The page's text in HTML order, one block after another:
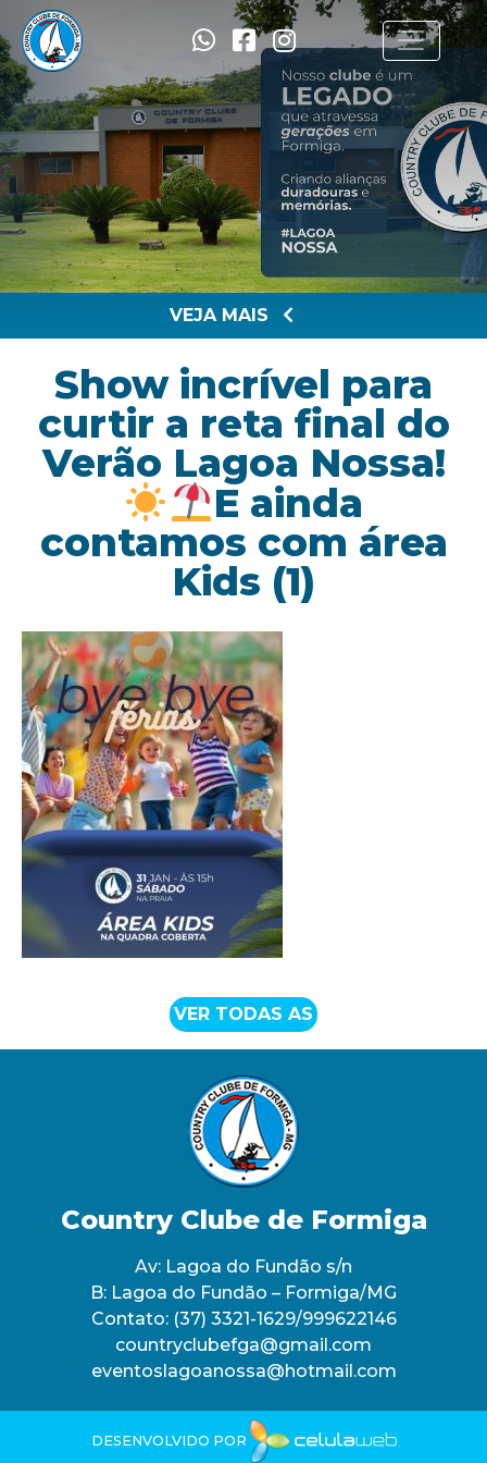
VEJA MAIS
Show incrível para
curtir a reta final do
Verão Lagoa Nossa!
E ainda
contamos com área
Kids (1)
VER TODAS AS
Country Clube de Formiga
Av: Lagoa do Fundão s/n
B: Lagoa do Fundão – Formiga/MG
Contato: (37) 3321-1629/999622146
countryclubefga@gmail.com
eventoslagoanossa@hotmail.com
DESENVOLVIDO POR